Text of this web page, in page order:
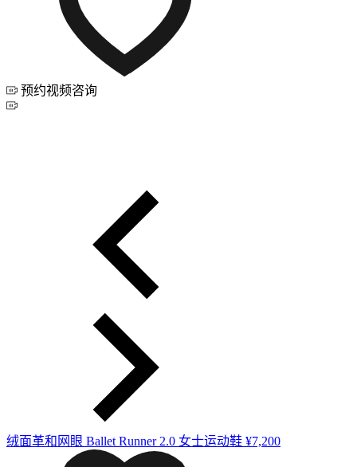
预约视频咨询
绒面革和网眼 Ballet Runner 2.0 女士运动鞋 ¥7,200